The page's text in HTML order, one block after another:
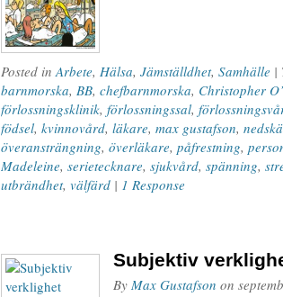
Posted inArbete, Hälsa, Jämställdhet, Samhälle |
barnmorska, BB, chefbarnmorska, Christopher
förlossningsklinik, förlossningssal,
födsel, kvinnovård, läkare, max gustafson,
överansträngning, överläkare, påfrestning,
Madeleine, serietecknare, sjukvård, spänning,
utbrändhet, välfärd | 1 Response
Subjektiv
By Max Gustafson on